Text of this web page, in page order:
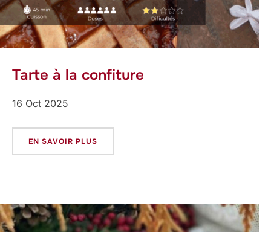
Tarte à la confiture
16 Oct 2025
EN SAVOIR PLUS